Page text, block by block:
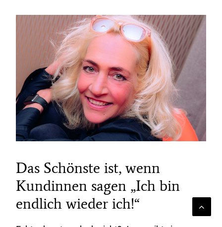
Das Schönste ist, wenn
Kundinnen sagen „Ich bin
endlich wieder ich!“